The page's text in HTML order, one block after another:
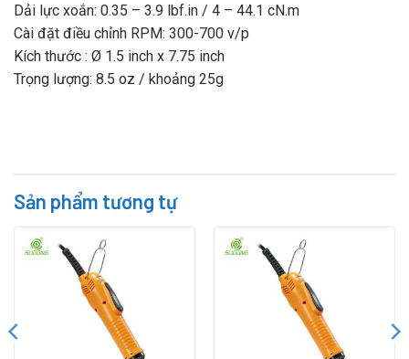
Dải lực xoắn: 0.35 – 3.9 lbf.in / 4 – 44.1 cN.m
Cài đặt điều chỉnh RPM: 300-700 v/p
Kích thước : Ø 1.5 inch x 7.75 inch
Trọng lượng: 8.5 oz / khoảng 25g
Sản phẩm tương tự